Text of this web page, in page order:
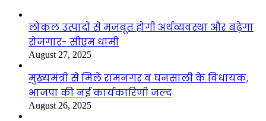
लोकल उत्पादों से मजबूत होगी अर्थव्यवस्था और बढ़ेगा
रोजगार- सीएम धामी
August 27, 2025
मुख्यमंत्री से मिले रामनगर व घनसाली के विधायक,
भाजपा की नई कार्यकारिणी जल्द
August 26, 2025